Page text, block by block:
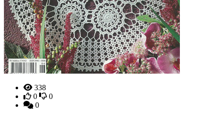
338
0
0
0